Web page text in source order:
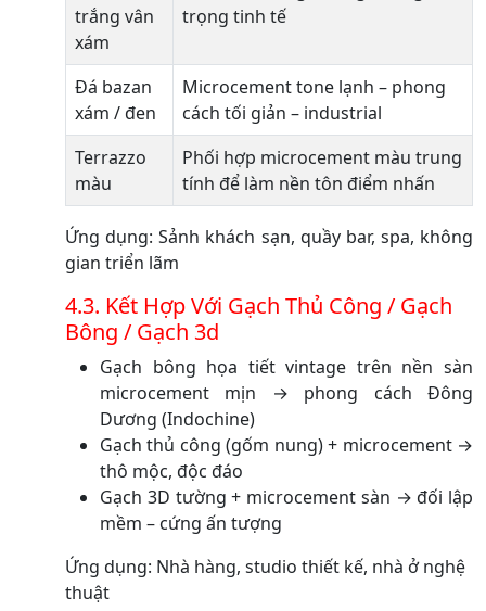
trắng vân
xám
trọng tinh tế
Đá bazan
xám / đen
Microcement tone lạnh – phong
cách tối giản – industrial
Terrazzo
màu
Phối hợp microcement màu trung
tính để làm nền tôn điểm nhấn
Ứng dụng: Sảnh khách sạn, quầy bar, spa, không
gian triển lãm
4.3. Kết Hợp Với Gạch Thủ Công / Gạch
Bông / Gạch 3d
Gạch bông họa tiết vintage trên nền sàn
microcement mịn → phong cách Đông
Dương (Indochine)
Gạch thủ công (gốm nung) + microcement →
thô mộc, độc đáo
Gạch 3D tường + microcement sàn → đối lập
mềm – cứng ấn tượng
Ứng dụng: Nhà hàng, studio thiết kế, nhà ở nghệ
thuật